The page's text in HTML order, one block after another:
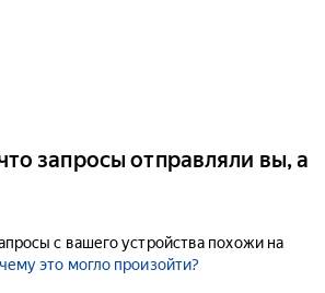
запросы отправляли вы, а
с вашего устройства похожи на
это могло произойти?